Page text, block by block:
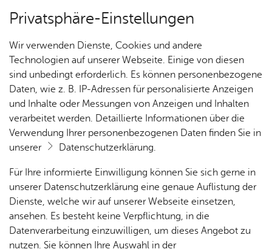
Kartenansicht
Cookie-Hinweis
Privatsphäre-Einstellungen
Wir verwenden Dienste, Cookies und andere
Technologien auf unserer Webseite. Einige von diesen
sind unbedingt erforderlich. Es können personenbezogene
Daten, wie z. B. IP-Adressen für personalisierte Anzeigen
und Inhalte oder Messungen von Anzeigen und Inhalten
verarbeitet werden. Detaillierte Informationen über die
Verwendung Ihrer personenbezogenen Daten finden Sie in
unserer
Datenschutzerklärung.
Für Ihre informierte Einwilligung können Sie sich gerne in
unserer Datenschutzerklärung eine genaue Auflistung der
Dienste, welche wir auf unserer Webseite einsetzen,
ansehen. Es besteht keine Verpflichtung, in die
Datenverarbeitung einzuwilligen, um dieses Angebot zu
nutzen. Sie können Ihre Auswahl in der